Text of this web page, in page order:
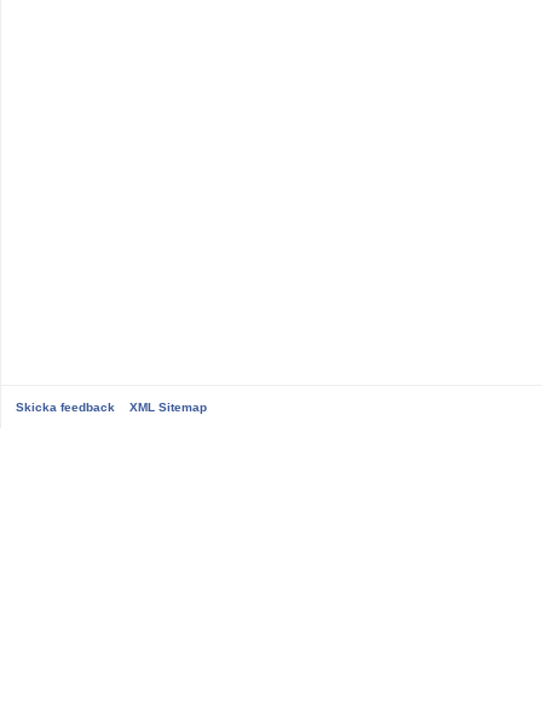
Skicka feedback XML Sitemap